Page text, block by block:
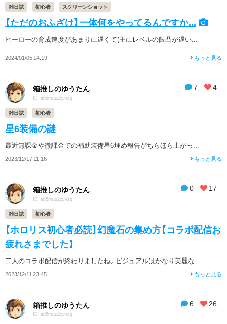
雑日誌 初心者 スクリーンショット
【ただのおふざけ】一体何をやってるんですか...
ヒーローの育成速度があまりに遅くて(主にレベルの限凸が遅い...
2024/01/05 14:19 もっと見る
7 4
箱推しのゆうたん
ID: eb5muu2cyvzq
雑日誌 初心者
星6装備の謎
最近無課金や微課金での補助装備星6埋め報告がちらほら上がっ...
2023/12/17 11:16 もっと見る
0 17
箱推しのゆうたん
ID: eb5muu2cyvzq
雑日誌 初心者
【ホロリス初心者必読】幻魔石の集め方【コラボ配信お
疲れさまでした】
二人のコラボ配信が終わりましたね。ビジュアルはかなり美麗な...
2023/12/11 23:45 もっと見る
6 26
箱推しのゆうたん
ID: eb5muu2cyvzq